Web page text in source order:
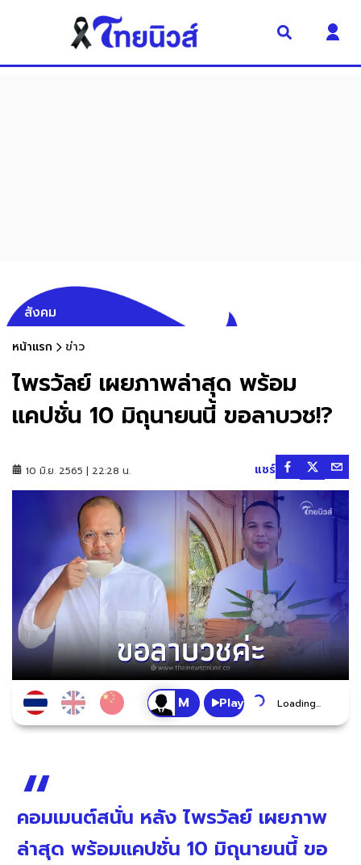
สังคม
หน้าแรก ข่าว
ไพรวัลย์ เผยภาพล่าสุด พร้อม
แคปชั่น 10 มิถุนายนนี้ ขอลาบวช!?
10 มิ.ย. 2565 | 22:28 น. แชร์
Play Loading...
คอมเมนต์สนั่น หลัง ไพรวัลย์ เผยภาพ
ล่าสุด พร้อมแคปชั่น 10 มิถุนายนนี้ ขอ